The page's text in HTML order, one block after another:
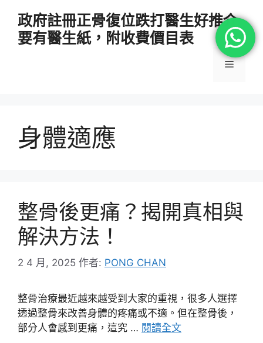
政府註冊正骨復位跌打醫生好推介
要有醫生紙，附收費價目表
選
身體適應
整骨後更痛？揭開真相與
解決方法！
2 4 月, 2025 作者: PONG CHAN
整骨治療最近越來越受到大家的重視，很多人選擇
透過整骨來改善身體的疼痛或不適。但在整骨後，
部分人會感到更痛，這究 … 閱讀全文